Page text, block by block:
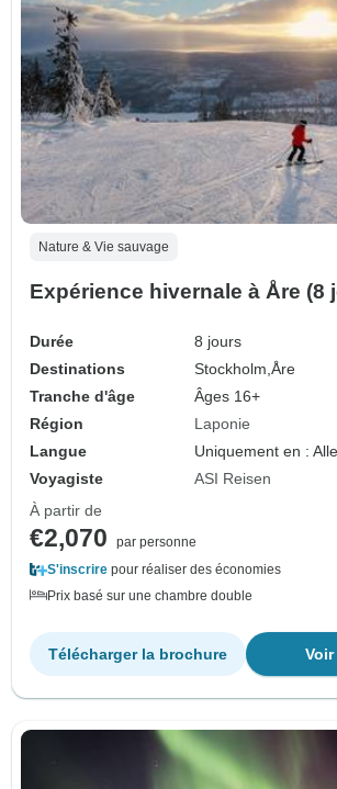
Nature & Vie sauvage
Expérience hivernale à Åre (8
Durée
8 jours
Destinations
Stockholm,Åre
Tranche d'âge
Âges 16+
Région
Laponie
Langue
Uniquement en :
Voyagiste
ASI Reisen
À partir de
€2,070
par personne
S'inscrire pour réaliser des économies
Prix basé sur une chambre double
Télécharger la brochure